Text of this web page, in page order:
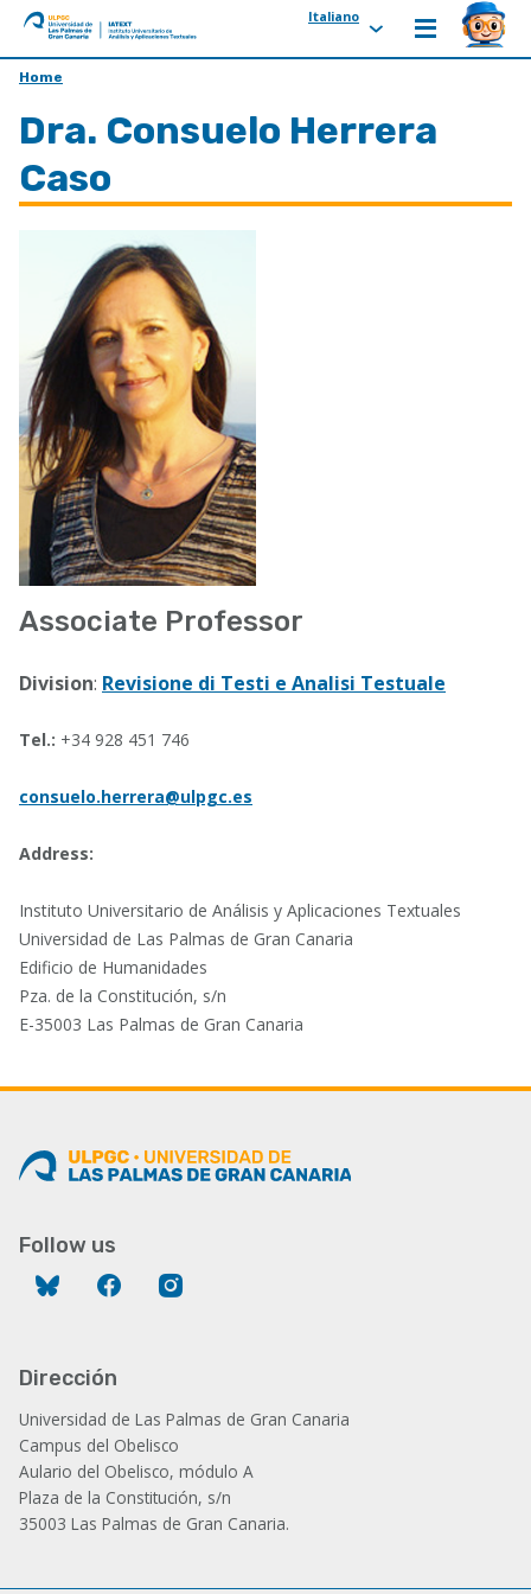
ULPGC
Ir
inicio
de
IATEXT
Italiano
Home
Dra. Consuelo Herrera
Caso
Associate Professor
Division: Revisione di Testi e Analisi Testuale
Tel.: +34 928 451 746
consuelo.herrera@ulpgc.es
Address:
Instituto Universitario de Análisis y Aplicaciones Textuales
Universidad de Las Palmas de Gran Canaria
Edificio de Humanidades
Pza. de la Constitución, s/n
E-35003 Las Palmas de Gran Canaria
Follow us
Bluesky Facebook
Dirección
Universidad de Las Palmas de Gran Canaria
Campus del Obelisco
Aulario del Obelisco, módulo A
Plaza de la Constitución, s/n
35003 Las Palmas de Gran Canaria.